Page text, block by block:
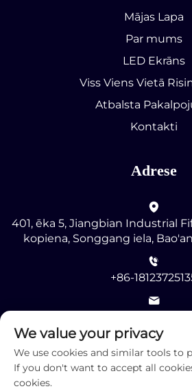
Mājas Lapa
Par mums
LED Ekrāns
Viss Viens Vietā
Atbalsta
Kontakti
Adrese
401, ēka 5, Jiangbian Industrial
kopiena, Songgang iela,
+86-
We value your privacy
We use cookies and similar tools to
If you don't want to accept all
cookies.